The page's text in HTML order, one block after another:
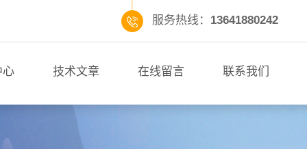
服务热线： 13641880242
心 技术文章 在线留言 联系我们